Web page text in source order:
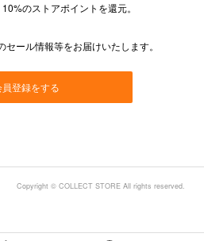
のストアポイントを還元。
ール情報等をお届けいたします。
員登録をする
Copyright © COLLECT STORE All rights reserved.